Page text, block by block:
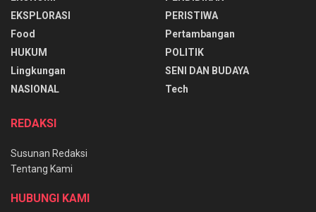
EKSPLORASI
Food
HUKUM
Lingkungan
NASIONAL
PERISTIWA
Pertambangan
POLITIK
SENI DAN BUDAYA
Tech
REDAKSI
Susunan Redaksi
Tentang Kami
HUBUNGI KAMI